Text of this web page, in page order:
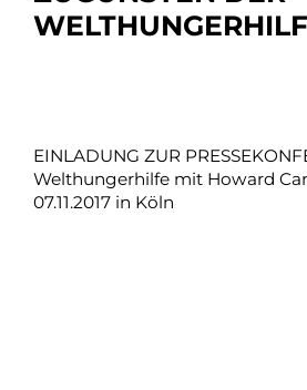
EINLADUNG ZUR
Welthungerhilfe mit Howard
07.11.2017 in Köln